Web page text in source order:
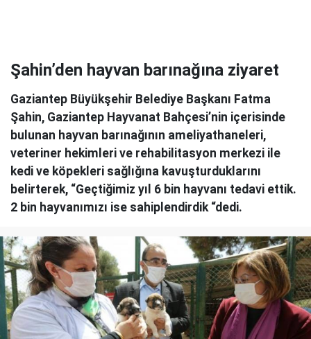
Şahin’den hayvan barınağına ziyaret
Gaziantep Büyükşehir Belediye Başkanı Fatma
Şahin, Gaziantep Hayvanat Bahçesi’nin içerisinde
bulunan hayvan barınağının ameliyathaneleri,
veteriner hekimleri ve rehabilitasyon merkezi ile
kedi ve köpekleri sağlığına kavuşturduklarını
belirterek, “Geçtiğimiz yıl 6 bin hayvanı tedavi ettik.
2 bin hayvanımızı ise sahiplendirdik “dedi.